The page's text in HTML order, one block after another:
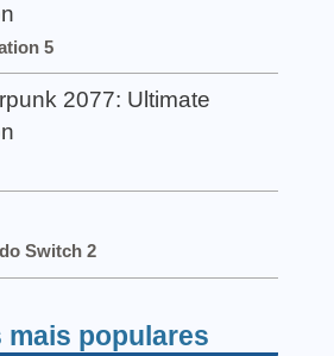
5
2077: Ultimate
Switch 2
mais populares